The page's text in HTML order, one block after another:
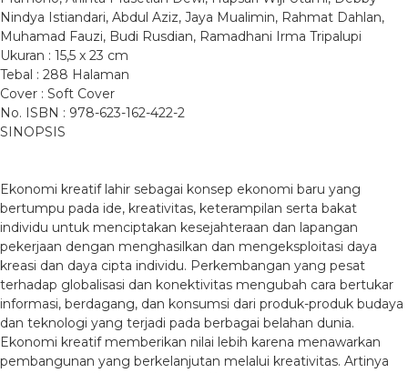
Nindya Istiandari, Abdul Aziz, Jaya Mualimin, Rahmat Dahlan,
Muhamad Fauzi, Budi Rusdian, Ramadhani Irma Tripalupi
Ukuran : 15,5 x 23 cm
Tebal : 288 Halaman
Cover : Soft Cover
No. ISBN : 978-623-162-422-2
SINOPSIS
Ekonomi kreatif lahir sebagai konsep ekonomi baru yang
bertumpu pada ide, kreativitas, keterampilan serta bakat
individu untuk menciptakan kesejahteraan dan lapangan
pekerjaan dengan menghasilkan dan mengeksploitasi daya
kreasi dan daya cipta individu. Perkembangan yang pesat
terhadap globalisasi dan konektivitas mengubah cara bertukar
informasi, berdagang, dan konsumsi dari produk-produk budaya
dan teknologi yang terjadi pada berbagai belahan dunia.
Ekonomi kreatif memberikan nilai lebih karena menawarkan
pembangunan yang berkelanjutan melalui kreativitas. Artinya